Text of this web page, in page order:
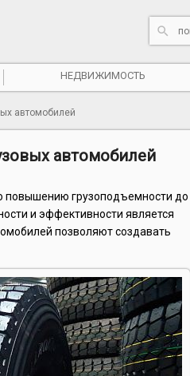
НЕДВИЖИМОСТЬ
автомобилей
автомобилей
повышению грузоподъемности до
и эффективности является
позволяют создавать